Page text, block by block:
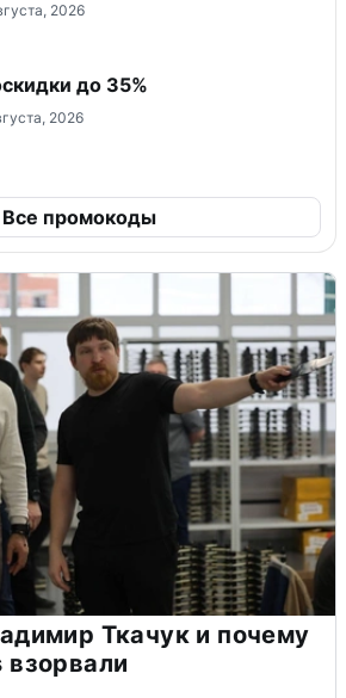
2026
до 35%
2026
Все промокоды
Ткачук и почему
взорвали